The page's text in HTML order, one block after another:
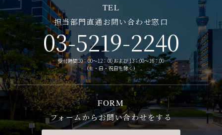
TEL
担当部門直通お問い合わせ窓口
03-5219-2240
受付時間10：00～12：00 および 13：00～16：00
（土・日・祝日を除く）
FORM
フォームからお問い合わせをする